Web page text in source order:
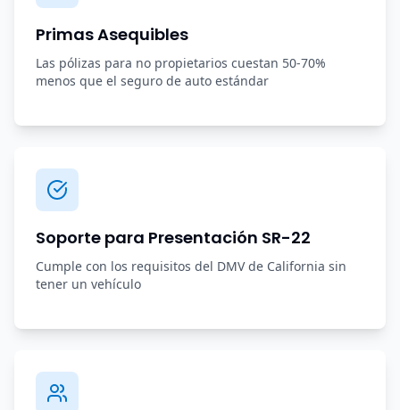
Primas Asequibles
Las pólizas para no propietarios cuestan 50-70%
menos que el seguro de auto estándar
Soporte para Presentación SR-22
Cumple con los requisitos del DMV de California sin
tener un vehículo